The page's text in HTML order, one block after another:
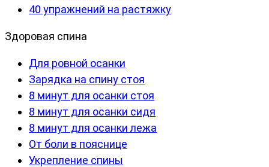
40 упражнений на растяжку
Здоровая спина
Для ровной осанки
Зарядка на спину стоя
8 минут для осанки стоя
8 минут для осанки сидя
8 минут для осанки лежа
От боли в пояснице
Укрепление спины